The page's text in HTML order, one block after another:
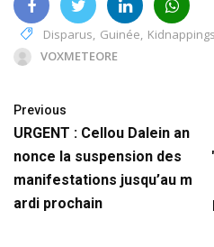
Disparus Guinée Kidnappings
VOXMETEORE
Previous
URGENT : Cellou Dalein an
nonce la suspension des
manifestations jusqu’au m
ardi prochain